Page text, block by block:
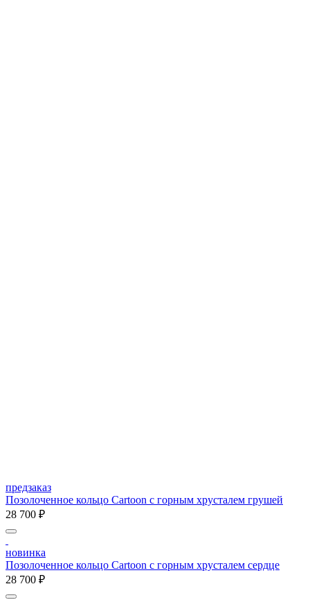
предзаказ
Позолоченное кольцо Cartoon c горным хрусталем грушей
28 700 ₽
новинка
Позолоченное кольцо Cartoon c горным хрусталем сердце
28 700 ₽